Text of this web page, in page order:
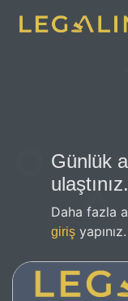
Günlük
ulaştınız.
Daha fazla
giriş yapınız.